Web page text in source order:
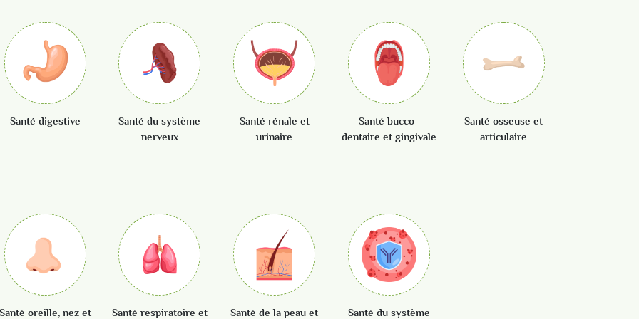
Santé digestive
Santé du système
nerveux
Santé rénale et
urinaire
Santé bucco-
dentaire et gingivale
Santé osseuse et
articulaire
oreille, nez et Santé respiratoire et Santé de la peau et Santé du système